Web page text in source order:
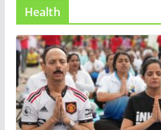
Health